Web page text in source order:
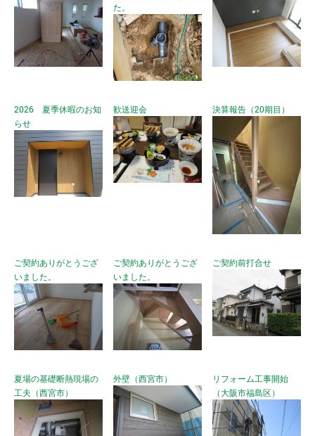
た。
2026 夏季休暇のお知
らせ
歓送迎会 決算報告（20期目）
ご契約ありがとうござ
いました。
ご契約ありがとうござ
いました。
ご契約前打合せ
夏場の基礎断熱現場の
工夫（西宮市）
外壁（西宮市）
リフォーム工事開始
（大阪市福島区）